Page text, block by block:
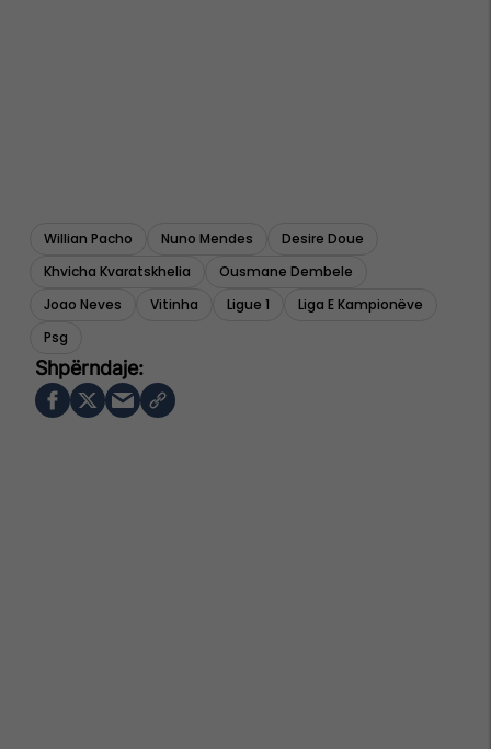
Willian Pacho Nuno Mendes
Desire Doue
Khvicha Kvaratskhelia
Ousmane Dembele
Joao Neves
Vitinha Ligue 1
Liga E Kampionëve
Psg